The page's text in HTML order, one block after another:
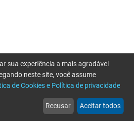
web
Notícias
more_horiz
Mais
sua experiência a mais agradável
neste site, você assume
de Cookies e Política de privacidade
Recusar Aceitar todos
por favor tente novamente